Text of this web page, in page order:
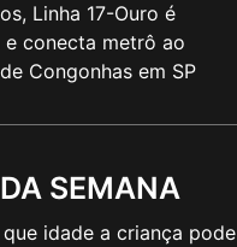
Linha 17-Ouro é
e conecta metrô ao
Congonhas em SP
SEMANA
idade a criança pode